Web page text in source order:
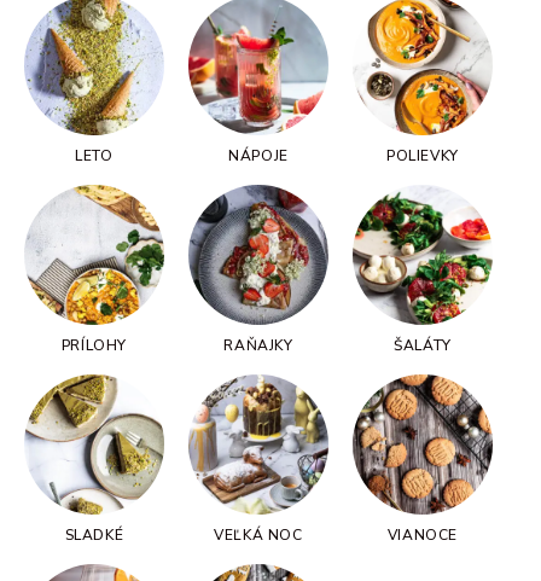
LETO NÁPOJE POLIEVKY
PRÍLOHY RAŇAJKY ŠALÁTY
SLADKÉ VEĽKÁ NOC VIANOCE